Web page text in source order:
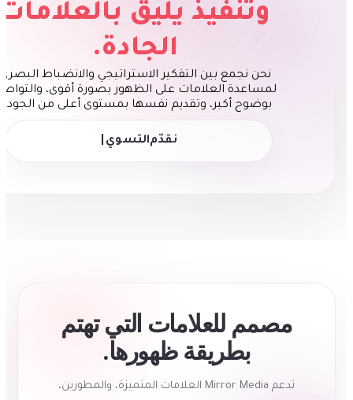
وتنفيذ يليق بالعلامات
الجادة.
نحن نجمع بين التفكير الاستراتيجي والانضباط البصري
لمساعدة العلامات على الظهور بصورة أقوى، والتواصل
بوضوح أكبر، وتقديم نفسها بمستوى أعلى من الجودة.
نقدّم|
مصمم للعلامات التي تهتم
بطريقة ظهورها.
تدعم Mirror Media العلامات المتميزة، والمطورين،